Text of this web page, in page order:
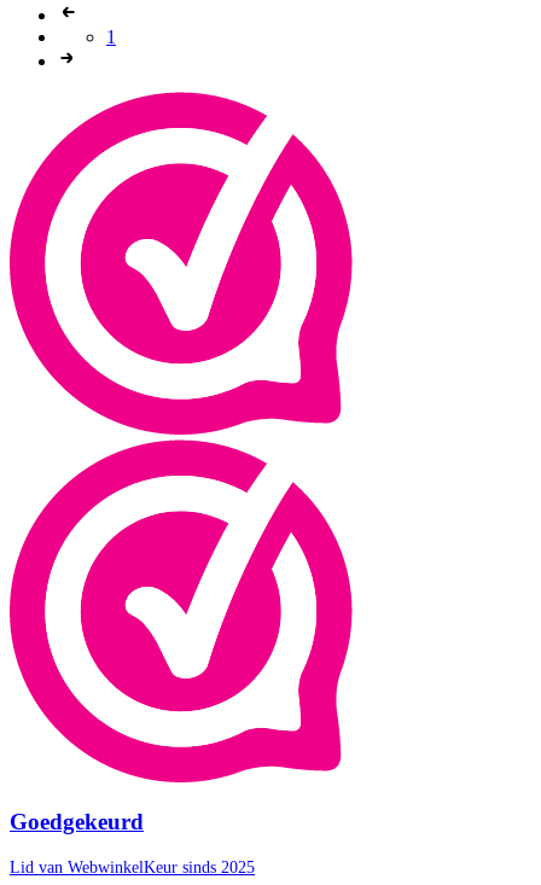
1
Goedgekeurd
Lid van WebwinkelKeur sinds 2025